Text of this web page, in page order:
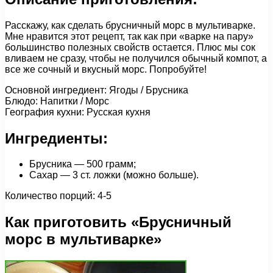
Расскажу, как сделать брусничный морс в мультиварке.
Мне нравится этот рецепт, так как при «варке на пару»
большинство полезных свойств остается. Плюс мы сок
вливаем не сразу, чтобы не получился обычный компот, а
все же сочный и вкусный морс. Попробуйте!
Основной ингредиент: Ягоды / Брусника
Блюдо: Напитки / Морс
География кухни: Русская кухня
Ингредиенты:
Брусника — 500 грамм;
Сахар — 3 ст. ложки (можно больше).
Количество порций: 4-5
Как приготовить «Брусничный
морс в мультиварке»